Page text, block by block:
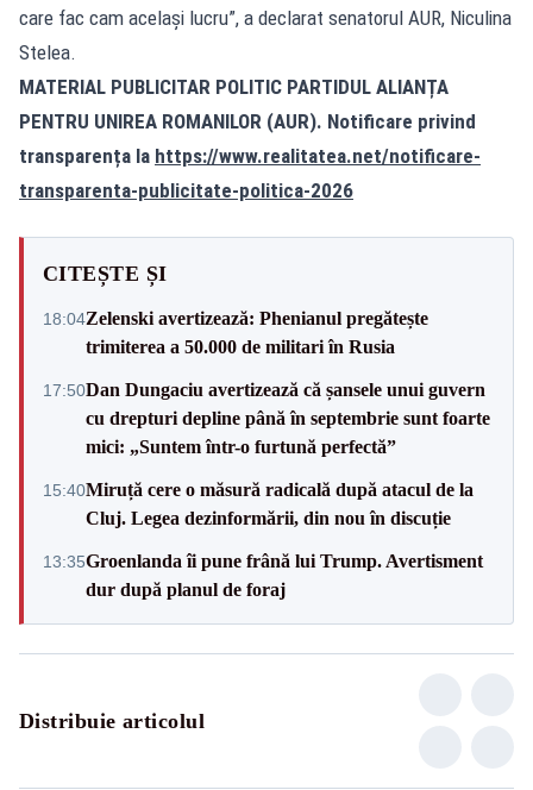
care fac cam același lucru”, a declarat senatorul AUR, Niculina
Stelea.
MATERIAL PUBLICITAR POLITIC PARTIDUL ALIANȚA
PENTRU UNIREA ROMANILOR (AUR). Notificare privind
transparența la https://www.realitatea.net/notificare-
transparenta-publicitate-politica-2026
CITEȘTE ȘI
18:04Zelenski avertizează: Phenianul pregătește
trimiterea a 50.000 de militari în Rusia
17:50Dan Dungaciu avertizează că șansele unui guvern
cu drepturi depline până în septembrie sunt foarte
mici: „Suntem într-o furtună perfectă”
15:40Miruță cere o măsură radicală după atacul de la
Cluj. Legea dezinformării, din nou în discuție
13:35Groenlanda îi pune frână lui Trump. Avertisment
dur după planul de foraj
Distribuie articolul